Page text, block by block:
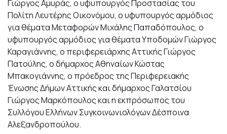
Γιώργος Αμυράς, ο υφυπουργός Προστασίας του
Πολίτη Λευτέρης Οικονόμου, ο υφυπουργός αρμόδιος
για θέματα Μεταφορών Μιχάλης Παπαδόπουλος, ο
υφυπουργός αρμόδιος για θέματα Υποδομών Γιώργος
Καραγιάννης, ο περιφερειάρχης Αττικής Γιώργος
Πατούλης, ο δήμαρχος Αθηναίων Κώστας
Μπακογιάννης, ο πρόεδρος της Περιφερειακής
Ένωσης Δήμων Αττικής και δήμαρχος Γαλατσίου
Γιώργος Μαρκόπουλος και η εκπρόσωπος του
Συλλόγου Ελλήνων Συγκοινωνιολόγων Δέσποινα
Αλεξανδροπούλου.